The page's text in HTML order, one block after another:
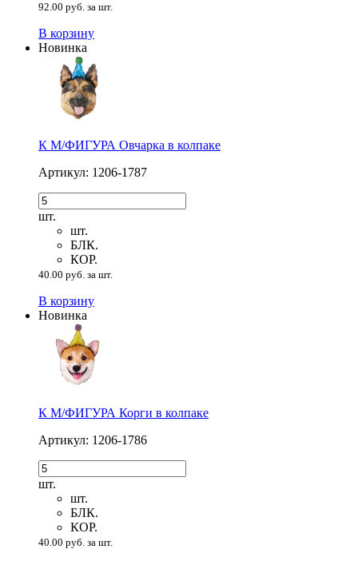
92.00 руб. за шт.
В корзину
Новинка
К М/ФИГУРА Овчарка в колпаке
Артикул: 1206-1787
шт.
шт.
БЛК.
КОР.
40.00 руб. за шт.
В корзину
Новинка
К М/ФИГУРА Корги в колпаке
Артикул: 1206-1786
шт.
шт.
БЛК.
КОР.
40.00 руб. за шт.